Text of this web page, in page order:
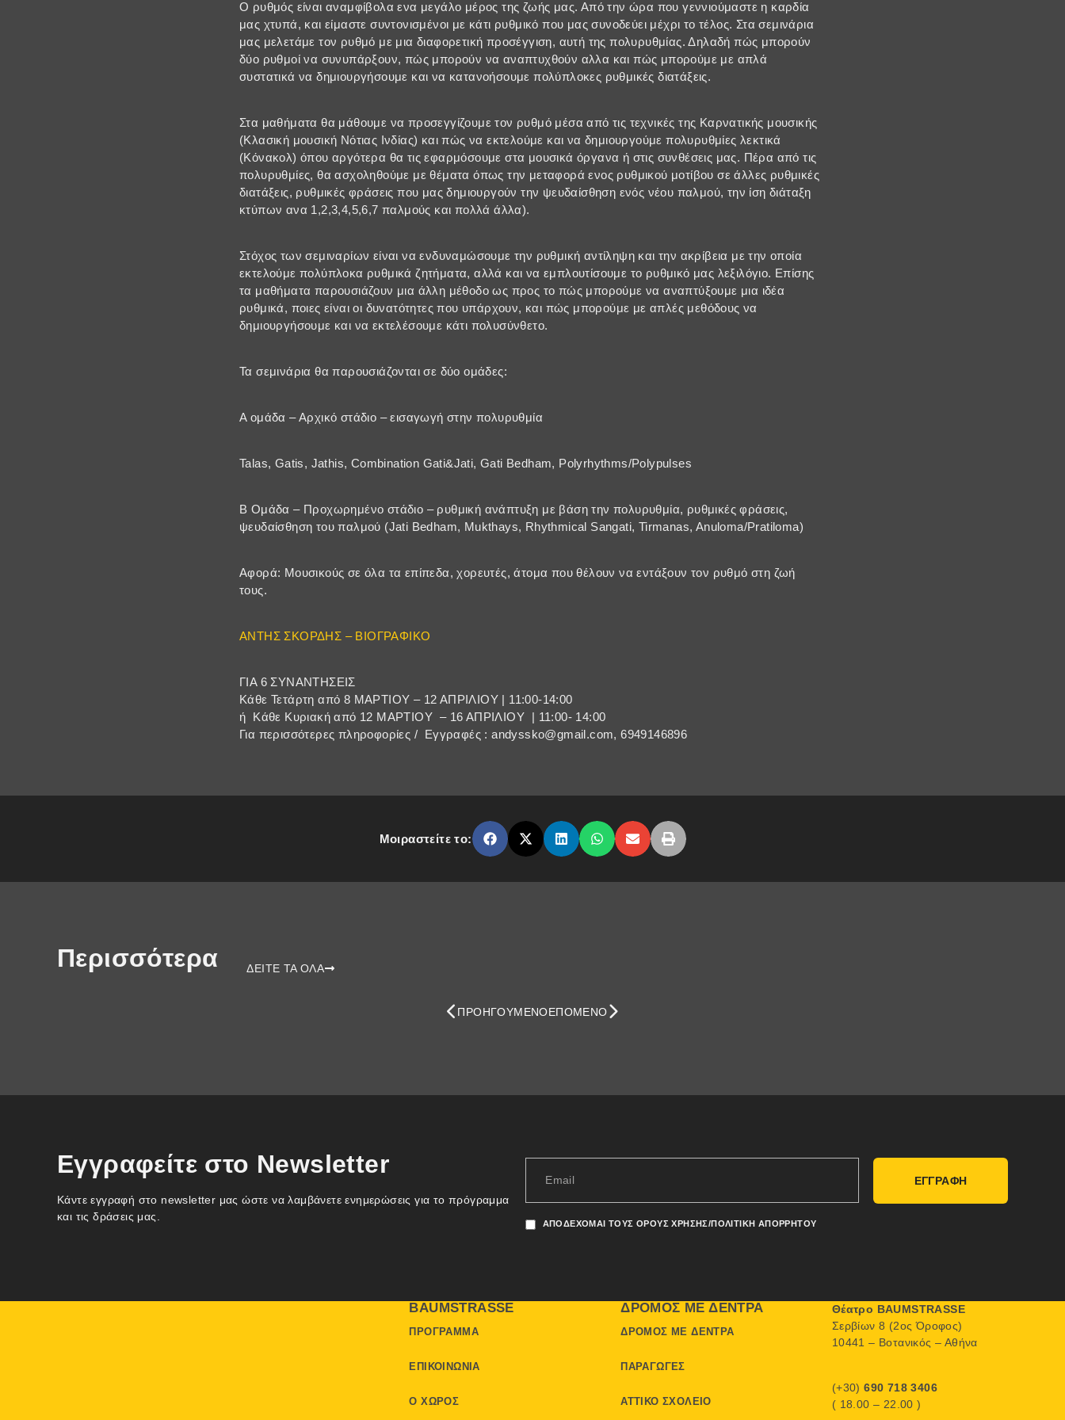
Ο ρυθμός είναι αναμφίβολα ενα μεγάλο μέρος της ζωής μας. Από την ώρα που γεννιούμαστε η καρδία
μας χτυπά, και είμαστε συντονισμένοι με κάτι ρυθμικό που μας συνοδεύει μέχρι το τέλος. Στα σεμινάρια
μας μελετάμε τον ρυθμό με μια διαφορετική προσέγγιση, αυτή της πολυρυθμίας. Δηλαδή πώς μπορούν
δύο ρυθμοί να συνυπάρξουν, πώς μπορούν να αναπτυχθούν αλλα και πώς μπορούμε με απλά
συστατικά να δημιουργήσουμε και να κατανοήσουμε πολύπλοκες ρυθμικές διατάξεις.
Στα μαθήματα θα μάθουμε να προσεγγίζουμε τον ρυθμό μέσα από τις τεχνικές της Καρνατικής μουσικής
(Κλασική μουσική Νότιας Ινδίας) και πώς να εκτελούμε και να δημιουργούμε πολυρυθμίες λεκτικά
(Κόνακολ) όπου αργότερα θα τις εφαρμόσουμε στα μουσικά όργανα ή στις συνθέσεις μας. Πέρα από τις
πολυρυθμίες, θα ασχοληθούμε με θέματα όπως την μεταφορά ενος ρυθμικού μοτίβου σε άλλες ρυθμικές
διατάξεις, ρυθμικές φράσεις που μας δημιουργούν την ψευδαίσθηση ενός νέου παλμού, την ίση διάταξη
κτύπων ανα 1,2,3,4,5,6,7 παλμούς και πολλά άλλα).
Στόχος των σεμιναρίων είναι να ενδυναμώσουμε την ρυθμική αντίληψη και την ακρίβεια με την οποία
εκτελούμε πολύπλοκα ρυθμικά ζητήματα, αλλά και να εμπλουτίσουμε το ρυθμικό μας λεξιλόγιο. Επίσης
τα μαθήματα παρουσιάζουν μια άλλη μέθοδο ως προς το πώς μπορούμε να αναπτύξουμε μια ιδέα
ρυθμικά, ποιες είναι οι δυνατότητες που υπάρχουν, και πώς μπορούμε με απλές μεθόδους να
δημιουργήσουμε και να εκτελέσουμε κάτι πολυσύνθετο.
Τα σεμινάρια θα παρουσιάζονται σε δύο ομάδες:
Α ομάδα – Αρχικό στάδιο – εισαγωγή στην πολυρυθμία
Talas, Gatis, Jathis, Combination Gati&Jati, Gati Bedham, Polyrhythms/Polypulses
Β Ομάδα – Προχωρημένο στάδιο – ρυθμική ανάπτυξη με βάση την πολυρυθμία, ρυθμικές φράσεις,
ψευδαίσθηση του παλμού (Jati Bedham, Mukthays, Rhythmical Sangati, Tirmanas, Anuloma/Pratiloma)
Αφορά: Μουσικούς σε όλα τα επίπεδα, χορευτές, άτομα που θέλουν να εντάξουν τον ρυθμό στη ζωή
τους.
ΑΝΤΗΣ ΣΚΟΡΔΗΣ – ΒΙΟΓΡΑΦΙΚΟ
ΓΙΑ 6 ΣΥΝΑΝΤΗΣΕΙΣ
Κάθε Τετάρτη από 8 ΜΑΡΤΙΟΥ – 12 ΑΠΡΙΛΙΟΥ | 11:00-14:00
ή Κάθε Κυριακή από 12 ΜΑΡΤΙΟΥ – 16 ΑΠΡΙΛΙΟΥ | 11:00- 14:00
Για περισσότερες πληροφορίες / Eγγραφές : andyssko@gmail.com, 6949146896
Μοιραστείτε το:
Περισσότερα ΔΕΙΤΕ ΤΑ ΟΛΑ
ΠΡΟΗΓΟΎΜΕΝΟΕΠΌΜΕΝΟ
Εγγραφείτε στο Newsletter
Κάντε εγγραφή στο newsletter μας ώστε να λαμβάνετε ενημερώσεις για το πρόγραμμα
και τις δράσεις μας.
ΑΠΟΔΈΧΟΜΑΙ ΤΟΥΣ ΌΡΟΥΣ ΧΡΉΣΗΣ/ΠΟΛΙΤΙΚΉ ΑΠΟΡΡΉΤΟΥ
ΕΓΓΡΑΦΗ
BAUMSTRASSE
ΠΡΌΓΡΑΜΜΑ
ΕΠΙΚΟΙΝΩΝΊΑ
Ο ΧΏΡΟΣ
ΔΡΌΜΟΣ ΜΕ ΔΈΝΤΡΑ
ΔΡΌΜΟΣ ΜΕ ΔΈΝΤΡΑ
ΠΑΡΑΓΩΓΈΣ
ΑΤΤΙΚΌ ΣΧΟΛΕΊΟ
Θέατρο BAUMSTRASSE
Σερβίων 8 (2ος Όροφος)
10441 – Βοτανικός – Αθήνα
(+30)690 718 3406
( 18.00 – 22.00 )